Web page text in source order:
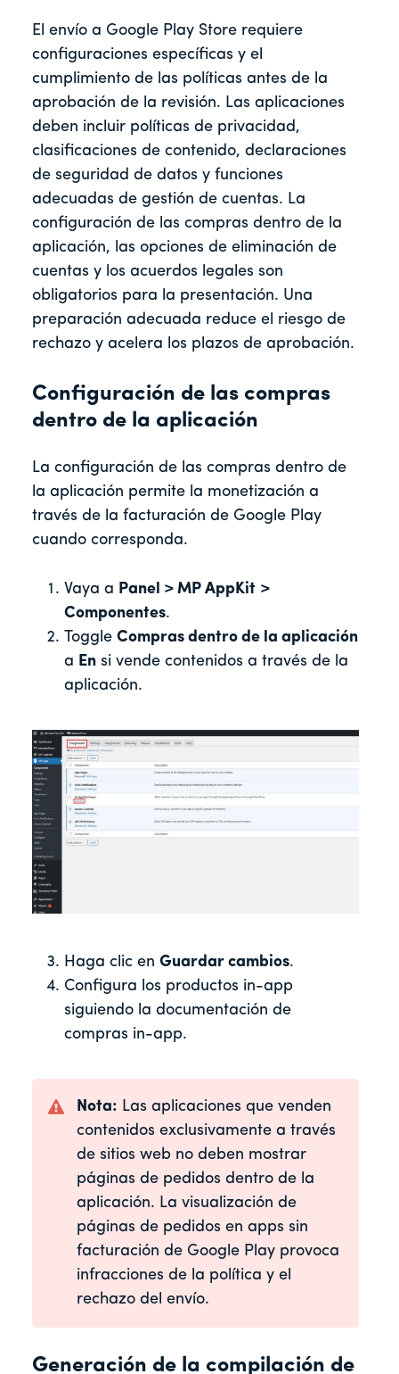
El envío a Google Play Store requiere
configuraciones específicas y el
cumplimiento de las políticas antes de la
aprobación de la revisión. Las aplicaciones
deben incluir políticas de privacidad,
clasificaciones de contenido, declaraciones
de seguridad de datos y funciones
adecuadas de gestión de cuentas. La
configuración de las compras dentro de la
aplicación, las opciones de eliminación de
cuentas y los acuerdos legales son
obligatorios para la presentación. Una
preparación adecuada reduce el riesgo de
rechazo y acelera los plazos de aprobación.
Configuración de las compras
dentro de la aplicación
La configuración de las compras dentro de
la aplicación permite la monetización a
través de la facturación de Google Play
cuando corresponda.
Vaya a Panel > MP AppKit >
Componentes.
Toggle Compras dentro de la aplicación
a En si vende contenidos a través de la
aplicación.
Haga clic en Guardar cambios.
Configura los productos in-app
siguiendo la documentación de
compras in-app.
Nota: Las aplicaciones que venden
contenidos exclusivamente a través
de sitios web no deben mostrar
páginas de pedidos dentro de la
aplicación. La visualización de
páginas de pedidos en apps sin
facturación de Google Play provoca
infracciones de la política y el
rechazo del envío.
Generación de la compilación de